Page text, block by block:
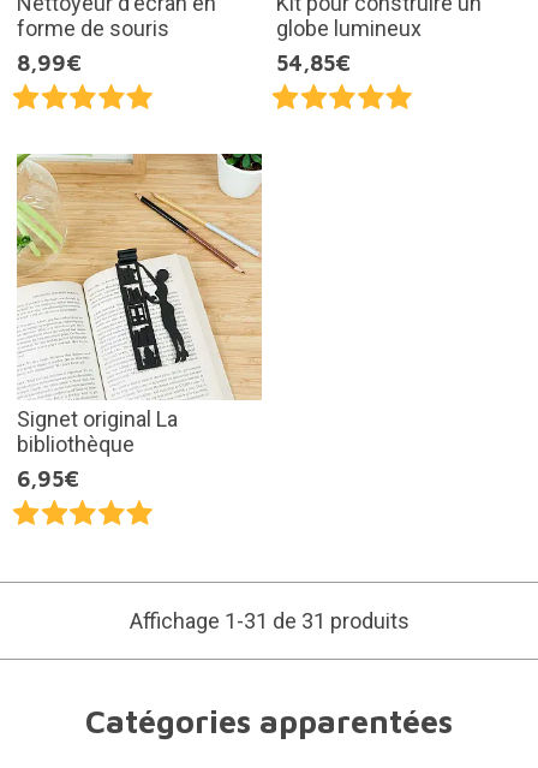
forme de souris
8,99€
globe lumineux
54,85€
Signet original La
bibliothèque
6,95€
Affichage 1-31 de 31 produits
Catégories apparentées